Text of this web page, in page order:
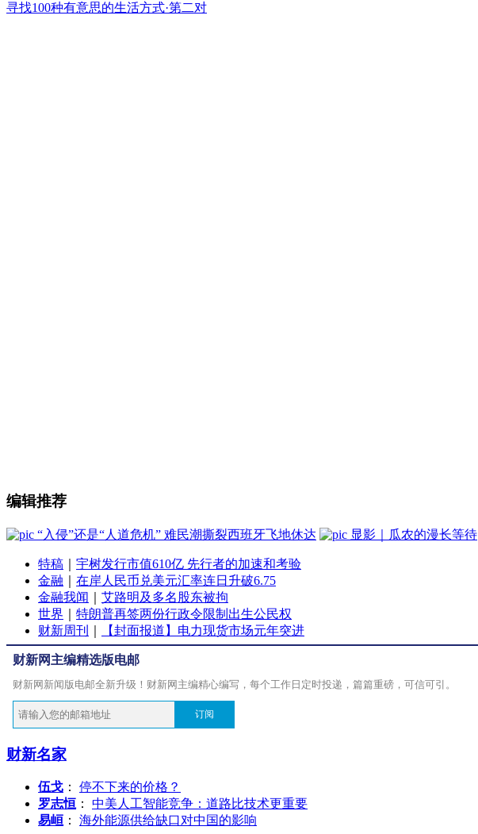
寻找100种有意思的生活方式·第二对
编辑推荐
“入侵”还是“人道危机” 难民潮撕裂西班牙飞地休达 显影｜瓜农的漫长等待
特稿
宇树发行市值610亿 先行者的加速和考验
金融
在岸人民币兑美元汇率连日升破6.75
金融我闻
艾路明及多名股东被拘
世界
特朗普再签两份行政令限制出生公民权
财新周刊
【封面报道】电力现货市场元年突进
财新网主编精选版电邮
财新网新闻版电邮全新升级！财新网主编精心编写，每个工作日定时投递，篇篇重磅，可信可引。
订阅
财新名家
伍戈 ： 停不下来的价格？
罗志恒 ： 中美人工智能竞争：道路比技术更重要
易峘 ： 海外能源供给缺口对中国的影响